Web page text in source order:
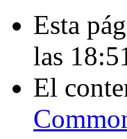
Esta
las
El